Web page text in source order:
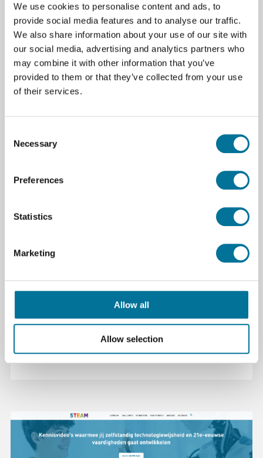
We use cookies to personalise content and ads, to
provide social media features and to analyse our traffic.
We also share information about your use of our site with
our social media, advertising and analytics partners who
may combine it with other information that you’ve
provided to them or that they’ve collected from your use
of their services.
Selection
Necessary
Preferences
Statistics
Marketing
Allow all
Allow selection
veel minder afval en print je goedkoper.
Levering omvat:
Filament zonder spoel (navulverpakking)
Te gebruiken in combinatie met de Bambu Lab spoel.
Merk
Diameter filament
Kleur (naam)
bambu pla basic gradient technical data